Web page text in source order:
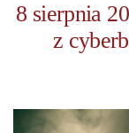
8 sierpnia
z